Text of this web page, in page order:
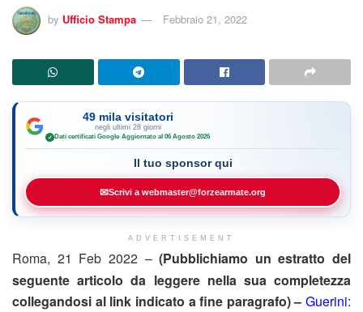
by Ufficio Stampa Febbraio 21, 2022
49 mila visitatori
negli ultimi 28 giorni
✓ Dati certificati Google·Aggiornato al 06 Agosto 2026
Il tuo sponsor qui
✉Scrivi a webmaster@forzearmate.org
ADVERTISEMENT
Roma, 21 Feb 2022 –(Pubblichiamo un estratto del
seguente articolo da leggere nella sua completezza
collegandosi al link indicato a fine paragrafo) – Guerini: